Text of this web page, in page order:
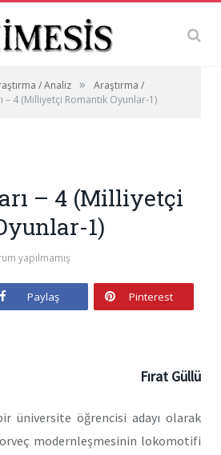
/ Analiz »
Araştırma /
– 4 (Milliyetçi Romantik Oyunlar-1)
– 4 (Milliyetçi
1)
yapılmamış
Paylaş Pinterest
Fırat Güllü
üniversite öğrencisi adayı olarak
modernleşmesinin lokomotifi